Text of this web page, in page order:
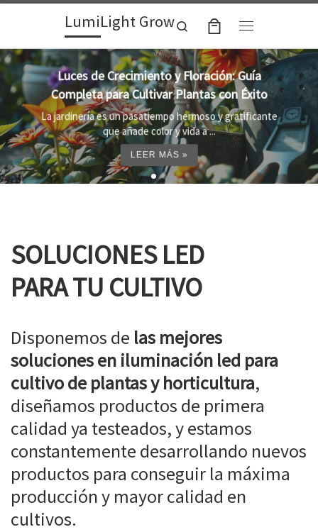
Skip to contentLumiLight Grow
Search
Lámparas para indoor: la clave para un
crecimiento óptimo de tus plantas
Al cultivar plantas en el interior, es importante
proporcionar el entorno adecuado ...
LEER MÁS »
SOLUCIONES LED
PARA TU CULTIVO
Disponemos de las mejores
soluciones en iluminación led para
cultivo de plantas y horticultura,
diseñamos productos de primera
calidad ya testeados, y estamos
constantemente desarrollando nuevos
productos para conseguir la máxima
producción y mayor calidad en
cultivos.